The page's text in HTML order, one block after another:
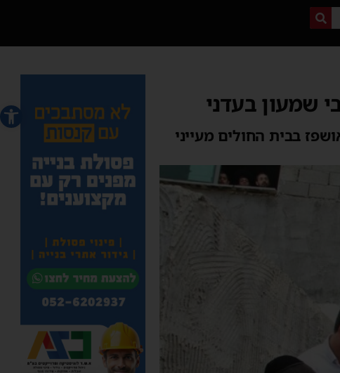
פתח שמעון בעדני
בבית החולים מעייני